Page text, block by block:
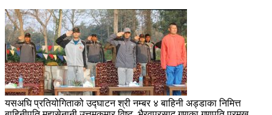
यसअघि प्रतियोगिताको उद्घाटन श्री नम्बर ४ बाहिनी अड्डाका निमित्त